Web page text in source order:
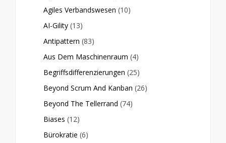
Agiles Verbandswesen (10)
AI-Gility (13)
Antipattern (83)
Aus Dem Maschinenraum (4)
Begriffsdifferenzierungen (25)
Beyond Scrum And Kanban (26)
Beyond The Tellerrand (74)
Biases (12)
Bürokratie (6)